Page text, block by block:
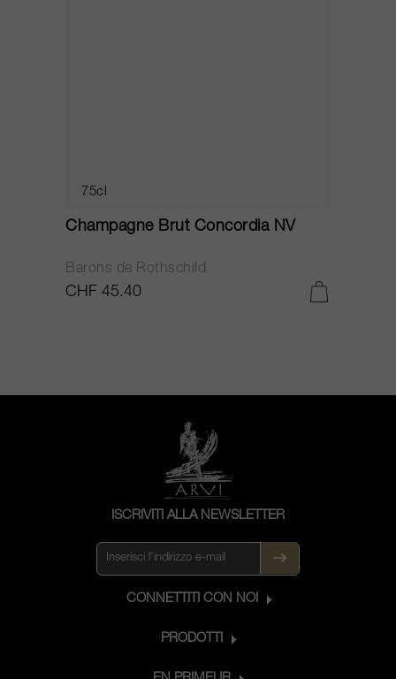
75cl
Champagne Brut Concordia NV
Barons de Rothschild
CHF 45.40
ISCRIVITI ALLA NEWSLETTER
CONNETTITI CON NOI
PRODOTTI